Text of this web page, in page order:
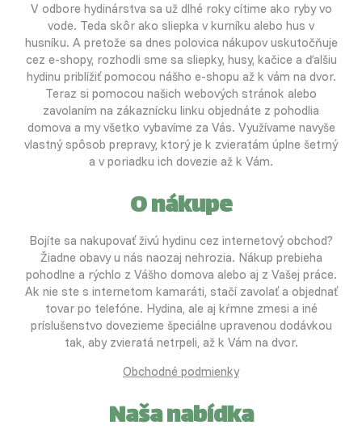
V odbore hydinárstva sa už dlhé roky cítime ako ryby vo
vode. Teda skôr ako sliepka v kurníku alebo hus v
husníku. A pretože sa dnes polovica nákupov uskutočňuje
cez e-shopy, rozhodli sme sa sliepky, husy, kačice a ďalšiu
hydinu priblížiť pomocou nášho e-shopu až k vám na dvor.
Teraz si pomocou našich webových stránok alebo
zavolaním na zákaznícku linku objednáte z pohodlia
domova a my všetko vybavíme za Vás. Využívame navyše
vlastný spôsob prepravy, ktorý je k zvieratám úplne šetrný
a v poriadku ich dovezie až k Vám.
O nákupe
Bojíte sa nakupovať živú hydinu cez internetový obchod?
Žiadne obavy u nás naozaj nehrozia. Nákup prebieha
pohodlne a rýchlo z Vášho domova alebo aj z Vašej práce.
Ak nie ste s internetom kamaráti, stačí zavolať a objednať
tovar po telefóne. Hydina, ale aj kŕmne zmesi a iné
príslušenstvo dovezieme špeciálne upravenou dodávkou
tak, aby zvieratá netrpeli, až k Vám na dvor.
Obchodné podmienky
Naša nabídka